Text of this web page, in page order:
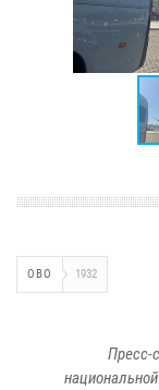
ОВО 1932
Пресс-